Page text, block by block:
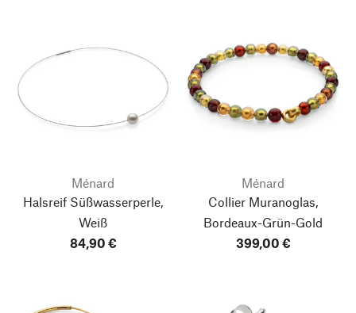
Ménard
Halsreif Süßwasserperle,
Weiß
84,90 €
Ménard
Collier Muranoglas,
Bordeaux-Grün-Gold
399,00 €